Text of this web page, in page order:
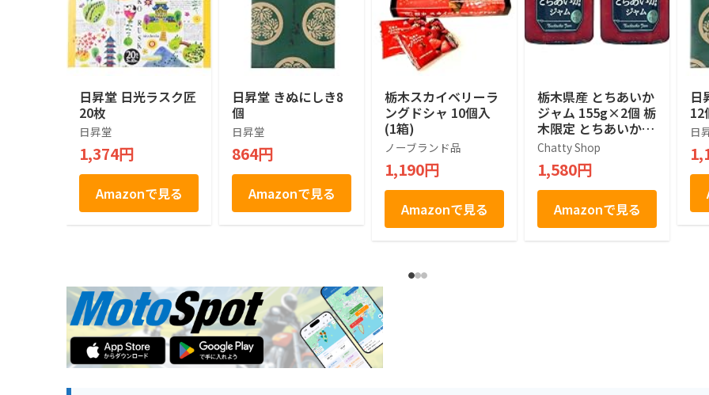
日昇堂 日光ラスク匠
20枚
日昇堂
1,374円
Amazonで見る
日昇堂 きぬにしき8
個
日昇堂
864円
Amazonで見る
栃木スカイベリーラ
ングドシャ 10個入
(1箱)
ノーブランド品
1,190円
Amazonで見る
栃木県産 とちあいか
ジャム 155g×2個 栃
木限定 とちあいか使
用 ご当地 ギフト お
土産
Chatty Shop
1,580円
Amazonで見る
日
12
日